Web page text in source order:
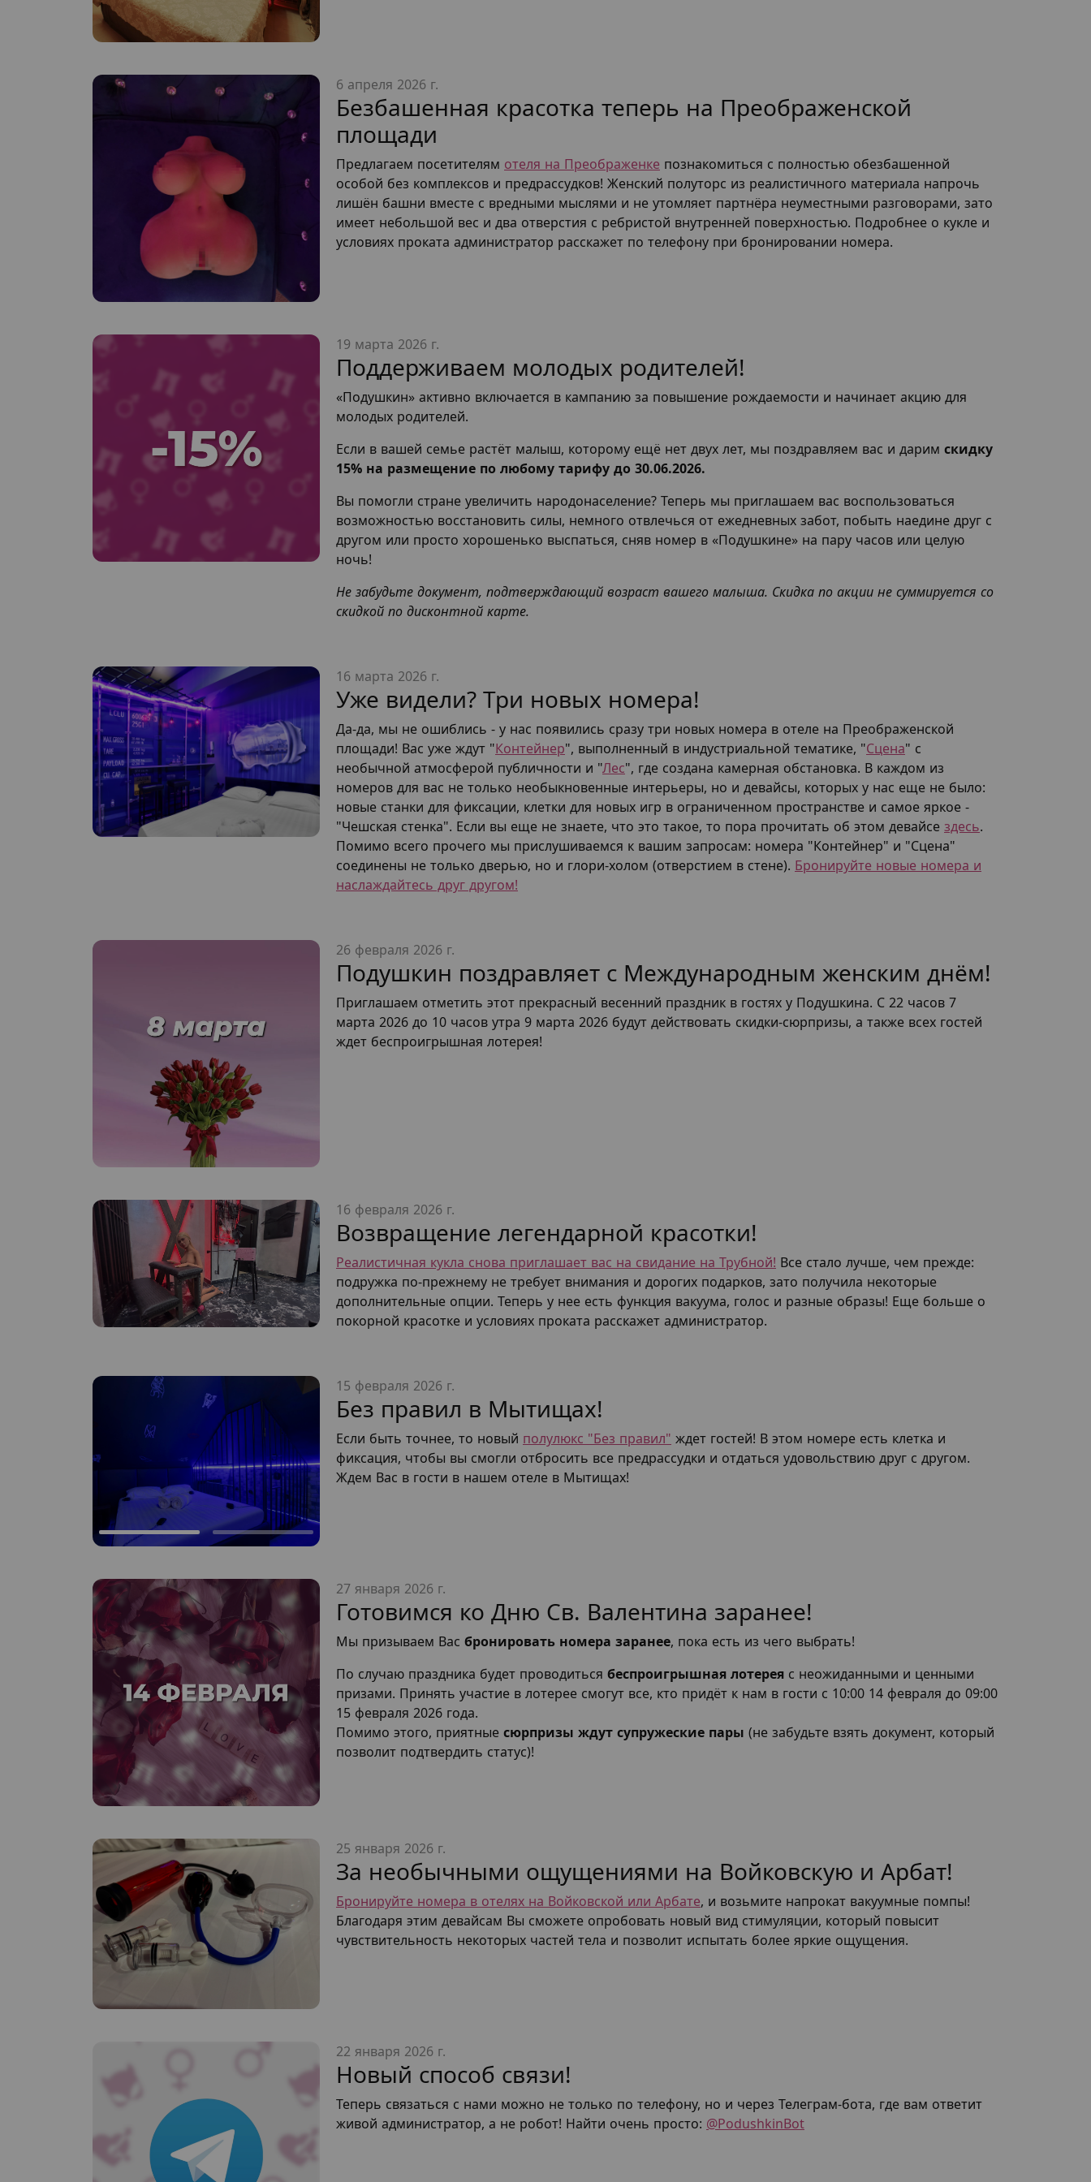
6 апреля 2026 г.
Безбашенная красотка теперь на Преображенской
площади
Предлагаем посетителям отеля на Преображенке познакомиться с полностью обезбашенной
особой без комплексов и предрассудков! Женский полуторс из реалистичного материала напрочь
лишён башни вместе с вредными мыслями и не утомляет партнёра неуместными разговорами, зато
имеет небольшой вес и два отверстия с ребристой внутренней поверхностью. Подробнее о кукле и
условиях проката администратор расскажет по телефону при бронировании номера.
19 марта 2026 г.
Поддерживаем молодых родителей!
«Подушкин» активно включается в кампанию за повышение рождаемости и начинает акцию для
молодых родителей.
Если в вашей семье растёт малыш, которому ещё нет двух лет, мы поздравляем вас и дарим скидку
15% на размещение по любому тарифу до 30.06.2026.
Вы помогли стране увеличить народонаселение? Теперь мы приглашаем вас воспользоваться
возможностью восстановить силы, немного отвлечься от ежедневных забот, побыть наедине друг с
другом или просто хорошенько выспаться, сняв номер в «Подушкине» на пару часов или целую
ночь!
Не забудьте документ, подтверждающий возраст вашего малыша. Скидка по акции не суммируется со
скидкой по дисконтной карте.
16 марта 2026 г.
Уже видели? Три новых номера!
Да-да, мы не ошиблись - у нас появились сразу три новых номера в отеле на Преображенской
площади! Вас уже ждут "Контейнер", выполненный в индустриальной тематике, "Сцена" с
необычной атмосферой публичности и "Лес", где создана камерная обстановка. В каждом из
номеров для вас не только необыкновенные интерьеры, но и девайсы, которых у нас еще не было:
новые станки для фиксации, клетки для новых игр в ограниченном пространстве и самое яркое -
"Чешская стенка". Если вы еще не знаете, что это такое, то пора прочитать об этом девайсе здесь.
Помимо всего прочего мы прислушиваемся к вашим запросам: номера "Контейнер" и "Сцена"
соединены не только дверью, но и глори-холом (отверстием в стене). Бронируйте новые номера и
наслаждайтесь друг другом!
26 февраля 2026 г.
Подушкин поздравляет с Международным женским днём!
Приглашаем отметить этот прекрасный весенний праздник в гостях у Подушкина. С 22 часов 7
марта 2026 до 10 часов утра 9 марта 2026 будут действовать скидки-сюрпризы, а также всех гостей
ждет беспроигрышная лотерея!
16 февраля 2026 г.
Возвращение легендарной красотки!
Реалистичная кукла снова приглашает вас на свидание на Трубной! Все стало лучше, чем прежде:
подружка по-прежнему не требует внимания и дорогих подарков, зато получила некоторые
дополнительные опции. Теперь у нее есть функция вакуума, голос и разные образы! Еще больше о
покорной красотке и условиях проката расскажет администратор.
15 февраля 2026 г.
Без правил в Мытищах!
Если быть точнее, то новый полулюкс "Без правил" ждет гостей! В этом номере есть клетка и
фиксация, чтобы вы смогли отбросить все предрассудки и отдаться удовольствию друг с другом.
Ждем Вас в гости в нашем отеле в Мытищах!
27 января 2026 г.
Готовимся ко Дню Св. Валентина заранее!
Мы призываем Вас бронировать номера заранее, пока есть из чего выбрать!
По случаю праздника будет проводиться беспроигрышная лотерея с неожиданными и ценными
призами. Принять участие в лотерее смогут все, кто придёт к нам в гости с 10:00 14 февраля до 09:00
15 февраля 2026 года.
Помимо этого, приятные сюрпризы ждут супружеские пары (не забудьте взять документ, который
позволит подтвердить статус)!
25 января 2026 г.
За необычными ощущениями на Войковскую и Арбат!
Бронируйте номера в отелях на Войковской или Арбате, и возьмите напрокат вакуумные помпы!
Благодаря этим девайсам Вы сможете опробовать новый вид стимуляции, который повысит
чувствительность некоторых частей тела и позволит испытать более яркие ощущения.
22 января 2026 г.
Новый способ связи!
Теперь связаться с нами можно не только по телефону, но и через Телеграм-бота, где вам ответит
живой администратор, а не робот! Найти очень просто: @PodushkinBot